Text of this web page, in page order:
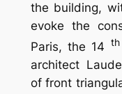
the building,
evoke the
Paris, the 14 th
architect
of front